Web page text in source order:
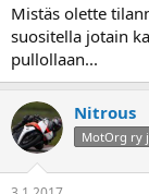
u
n
a
l
o
i
t
t
a
i
v
ä
Mistäs olette
suositella jotain
pullollaan...
Nitrous
MotOrg ry